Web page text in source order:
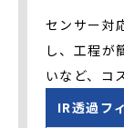
センサー対
し、工程が
いなど、コ
IR透過フ